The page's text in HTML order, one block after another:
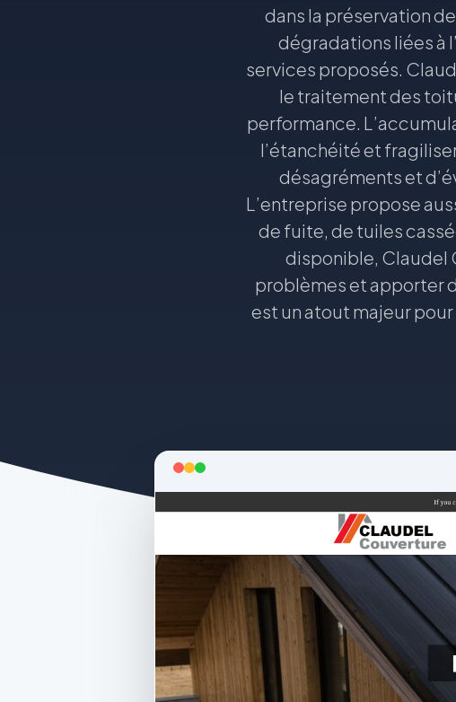
dans la préservation
dégradations liées à
services proposés.
le traitement des
performance.
l’étanchéité et
désagréments et
L’entreprise propose
de fuite, de tuiles
disponible, Claudel
problèmes et apporter
est un atout majeur